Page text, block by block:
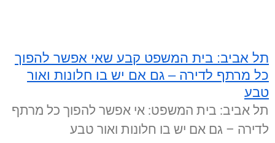
תל אביב: בית המשפט קבע שאי אפשר להפוך
כל מרתף לדירה – גם אם יש בו חלונות ואור
טבע
תל אביב: בית המשפט: אי אפשר להפוך כל מרתף
לדירה – גם אם יש בו חלונות ואור טבע